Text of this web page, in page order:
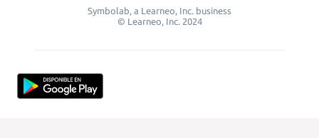
Symbolab, a Learneo, Inc. business
© Learneo, Inc. 2024